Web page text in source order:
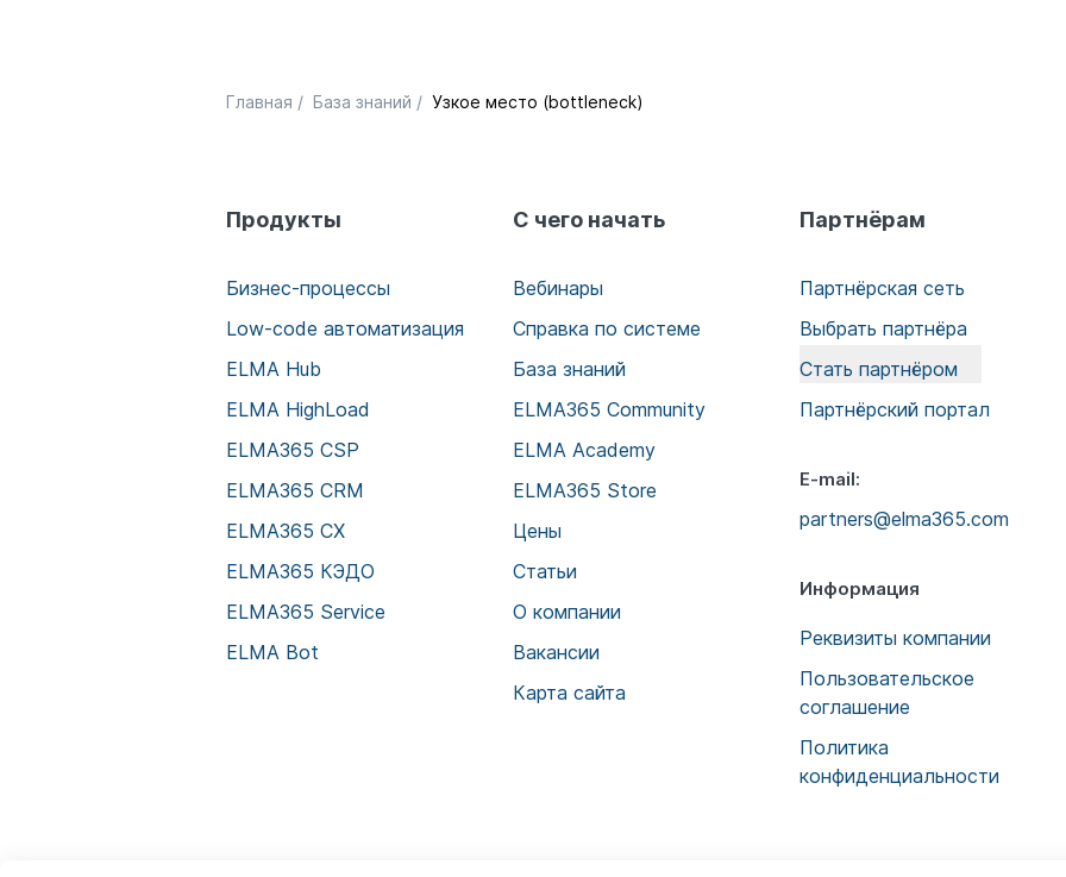
Главная / База знаний / Узкое место (bottleneck)
Продукты
Бизнес-процессы
Low-code автоматизация
ELMA Hub
ELMA HighLoad
ELMA365 CSP
ELMA365 CRM
ELMA365 CX
ELMA365 КЭДО
ELMA365 Service
ELMA Bot
С чего начать
Вебинары
Справка по системе
База знаний
ELMA365 Community
ELMA Academy
ELMA365 Store
Цены
Статьи
О компании
Вакансии
Карта сайта
Партнёрам
Партнёрская сеть
Выбрать партнёра
Стать партнёром
Партнёрский портал
E-mail:
partners@elma365.com
Информация
Реквизиты компании
Пользовательское
соглашение
Политика
конфиденциальности